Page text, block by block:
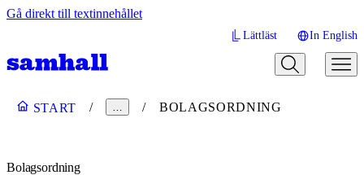
Gå direkt till textinnehållet
Lättläst In English
START … BOLAGSORDNING
Bolagsordning